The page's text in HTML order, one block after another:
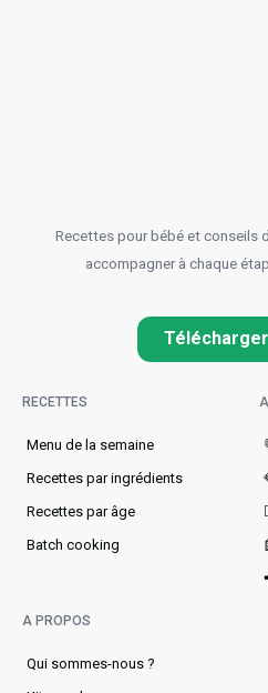
Recettes pour bébé et conseils
accompagner à chaque
RECETTES
Menu de la semaine​
Recettes par ingrédients
Recettes par âge
Batch cooking
A PROPOS
Qui sommes-nous ?